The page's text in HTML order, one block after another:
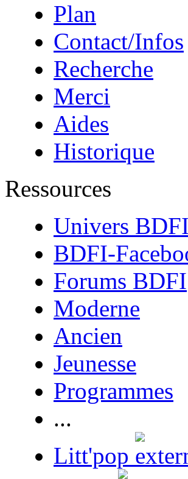
Plan
Contact/Infos
Recherche
Merci
Aides
Historique
Ressources
Univers BDFI
BDFI-
Forums BDFI
Moderne
Ancien
Jeunesse
Programmes
...
Litt'pop